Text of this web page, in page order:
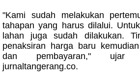
"Kami sudah melakukan
tahapan yang harus dilalui.
lahan juga sudah dilakukan.
penaksiran harga baru
dan pembayaran," ujar
jurnaltangerang.co.